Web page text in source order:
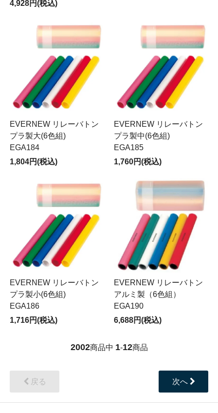
4,928円(税込)
EVERNEW リレーバトン
プラ製大(6色組)
EGA184
1,804円(税込)
EVERNEW リレーバトン
プラ製中(6色組)
EGA185
1,760円(税込)
EVERNEW リレーバトン
プラ製小(6色組)
EGA186
1,716円(税込)
EVERNEW リレーバトン
アルミ製（6色組）
EGA190
6,688円(税込)
2002商品中 1-12商品
戻る 次へ